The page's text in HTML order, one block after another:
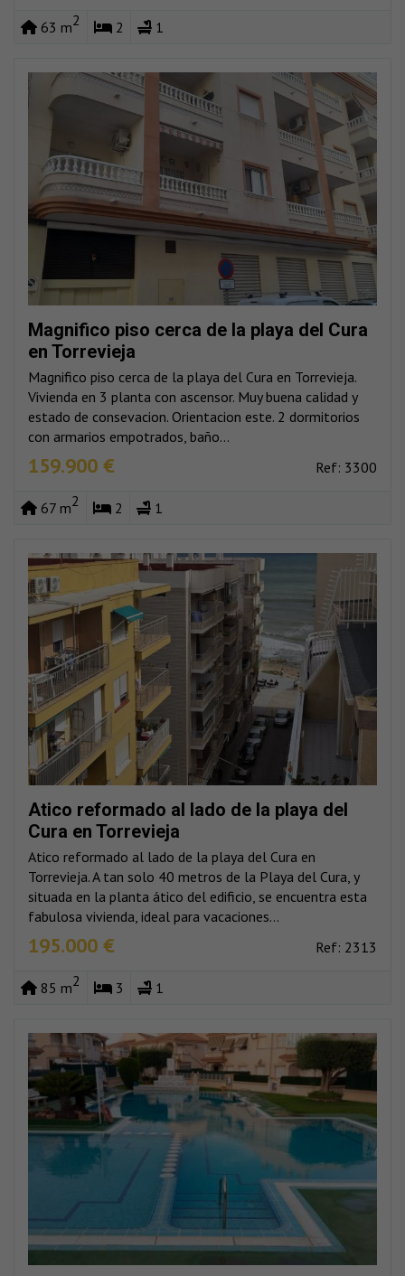
63 m2 2 1
Magnifico piso cerca de la playa del Cura
en Torrevieja
Magnifico piso cerca de la playa del Cura en Torrevieja.
Vivienda en 3 planta con ascensor. Muy buena calidad y
estado de consevacion. Orientacion este. 2 dormitorios
con armarios empotrados, baño...
159.900 € Ref: 3300
67 m2 2 1
Atico reformado al lado de la playa del
Cura en Torrevieja
Atico reformado al lado de la playa del Cura en
Torrevieja. A tan solo 40 metros de la Playa del Cura, y
situada en la planta ático del edificio, se encuentra esta
fabulosa vivienda, ideal para vacaciones...
195.000 € Ref: 2313
85 m2 3 1